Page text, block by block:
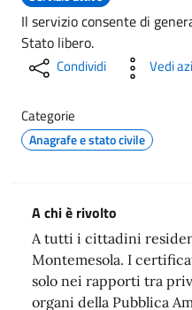
Il servizio consente di
Stato libero.
Condividi Vedi
Categorie
Anagrafe e stato civile
A chi è rivolto
A tutti i cittadini
Montemesola. I
solo nei rapporti tra
organi della Pubblica